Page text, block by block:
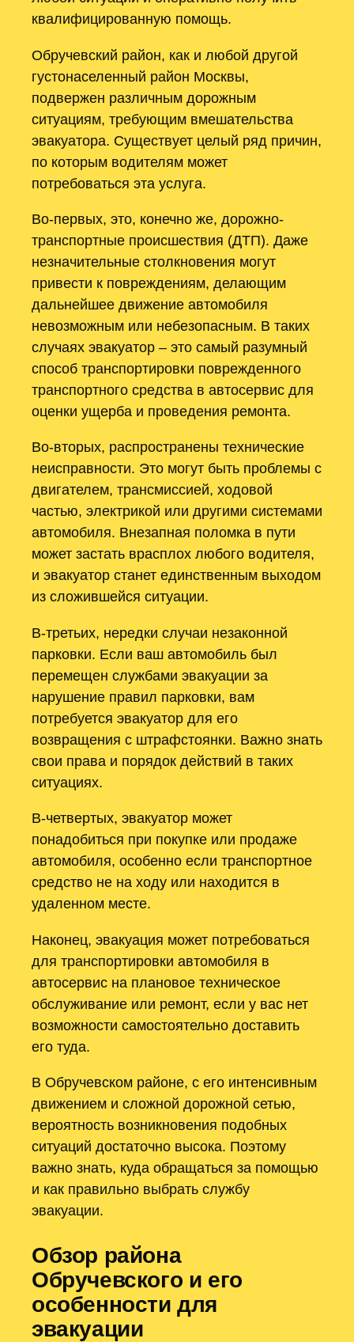
квалифицированную помощь.
Обручевский район, как и любой другой
густонаселенный район Москвы,
подвержен различным дорожным
ситуациям, требующим вмешательства
эвакуатора. Существует целый ряд причин,
по которым водителям может
потребоваться эта услуга.
Во-первых, это, конечно же, дорожно-
транспортные происшествия (ДТП). Даже
незначительные столкновения могут
привести к повреждениям, делающим
дальнейшее движение автомобиля
невозможным или небезопасным. В таких
случаях эвакуатор – это самый разумный
способ транспортировки поврежденного
транспортного средства в автосервис для
оценки ущерба и проведения ремонта.
Во-вторых, распространены технические
неисправности. Это могут быть проблемы с
двигателем, трансмиссией, ходовой
частью, электрикой или другими системами
автомобиля. Внезапная поломка в пути
может застать врасплох любого водителя,
и эвакуатор станет единственным выходом
из сложившейся ситуации.
В-третьих, нередки случаи незаконной
парковки. Если ваш автомобиль был
перемещен службами эвакуации за
нарушение правил парковки, вам
потребуется эвакуатор для его
возвращения с штрафстоянки. Важно знать
свои права и порядок действий в таких
ситуациях.
В-четвертых, эвакуатор может
понадобиться при покупке или продаже
автомобиля, особенно если транспортное
средство не на ходу или находится в
удаленном месте.
Наконец, эвакуация может потребоваться
для транспортировки автомобиля в
автосервис на плановое техническое
обслуживание или ремонт, если у вас нет
возможности самостоятельно доставить
его туда.
В Обручевском районе, с его интенсивным
движением и сложной дорожной сетью,
вероятность возникновения подобных
ситуаций достаточно высока. Поэтому
важно знать, куда обращаться за помощью
и как правильно выбрать службу
эвакуации.
Обзор района
Обручевского и его
особенности для
эвакуации